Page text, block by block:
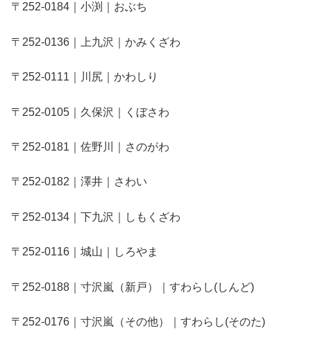
〒252-0184｜小渕｜おぶち
〒252-0136｜上九沢｜かみくざわ
〒252-0111｜川尻｜かわしり
〒252-0105｜久保沢｜くぼさわ
〒252-0181｜佐野川｜さのがわ
〒252-0182｜澤井｜さわい
〒252-0134｜下九沢｜しもくざわ
〒252-0116｜城山｜しろやま
〒252-0188｜寸沢嵐（新戸）｜すわらし(しんど)
〒252-0176｜寸沢嵐（その他）｜すわらし(そのた)